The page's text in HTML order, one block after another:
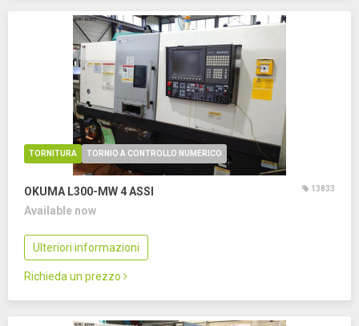
TORNITURA TORNIO A CONTROLLO NUMERICO
OKUMA L300-MW4 ASSI 13833
Available now
Ulteriori informazioni
Richieda un prezzo